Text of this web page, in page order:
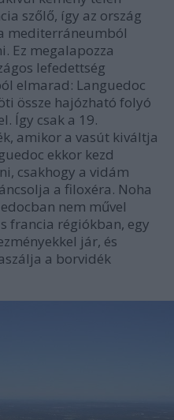
szőlő, így az ország
mediterráneumból
Ez megalapozza
lefedettség
elmarad: Languedoc
össze hajózható folyó
Így csak a 19.
amikor a vasút kiváltja
ekkor kezd
csakhogy a vidám
a filoxéra. Noha
nem művel
francia régiókban, egy
jár, és
a borvidék